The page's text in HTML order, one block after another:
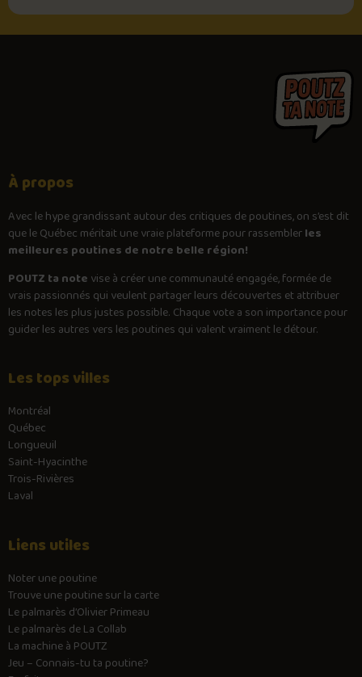
À propos
Avec lehypegrandissant autour des critiques de poutines, on s’est dit
que le Québec méritait une vraie plateforme pour rassemblerles
meilleures poutines de notre belle région!
POUTZ ta note vise à créer une communauté engagée, formée de
vrais passionnés qui veulent partager leurs découvertes et attribuer
les notes les plus justes possible. Chaque vote a son importance pour
guider les autres vers les poutines qui valent vraiment le détour.
Les tops villes
Montréal
Québec
Longueuil
Saint-Hyacinthe
Trois-Rivières
Laval
Liens utiles
Noter une poutine
Trouve une poutine sur la carte
Le palmarès d’Olivier Primeau
Le palmarès de La Collab
La machine à POUTZ
Jeu – Connais-tu ta poutine?